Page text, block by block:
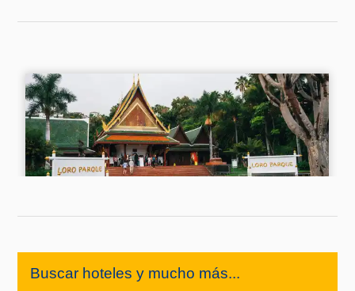
Buscar hoteles y mucho más...